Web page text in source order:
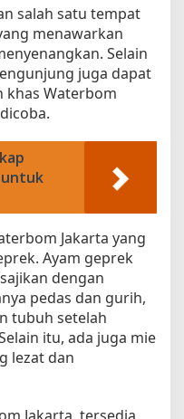
salah satu tempat
menawarkan
Selain
juga dapat
khas Waterbom
untuk
Jakarta yang
Ayam geprek
dengan
pedas dan gurih,
tubuh setelah
itu, ada juga mie
lezat dan